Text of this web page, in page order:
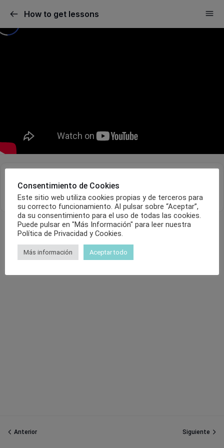
How to get lessons
Anterior Siguiente
Consentimiento de Cookies
Este sitio web utiliza cookies propias y de terceros para
su correcto funcionamiento. Al pulsar sobre “Aceptar”,
da su consentimiento para el uso de todas las cookies.
Puede pulsar en "Más Información" para leer nuestra
Política de Privacidad y Cookies.
Más información Aceptar todo